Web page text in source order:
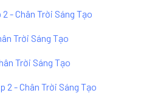
- Chân Trời Sáng Tạo
Trời Sáng Tạo
Trời Sáng Tạo
2 - Chân Trời Sáng Tạo